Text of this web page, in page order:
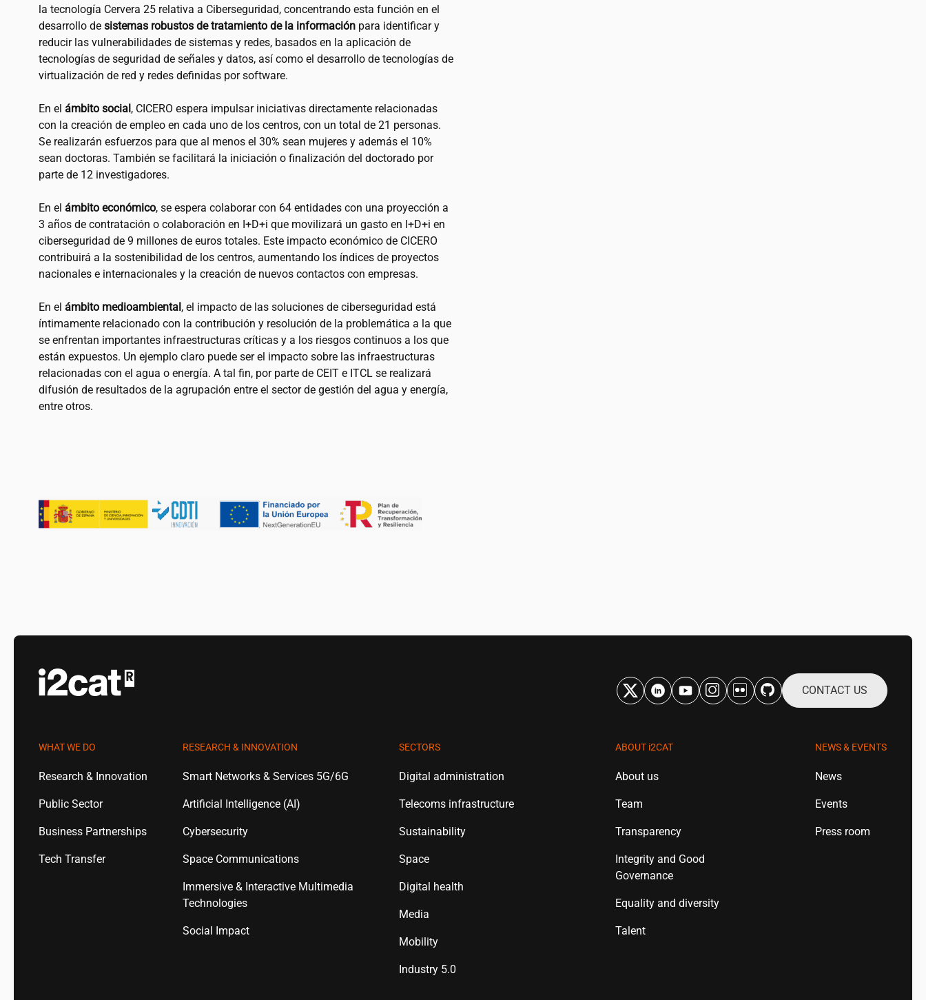
la tecnología Cervera 25 relativa a Ciberseguridad, concentrando esta función en el
desarrollo de sistemas robustos de tratamiento de la información para identificar y
reducir las vulnerabilidades de sistemas y redes, basados en la aplicación de
tecnologías de seguridad de señales y datos, así como el desarrollo de tecnologías de
virtualización de red y redes definidas por software.
En el ámbito social, CICERO espera impulsar iniciativas directamente relacionadas
con la creación de empleo en cada uno de los centros, con un total de 21 personas.
Se realizarán esfuerzos para que al menos el 30% sean mujeres y además el 10%
sean doctoras. También se facilitará la iniciación o finalización del doctorado por
parte de 12 investigadores.
En el ámbito económico, se espera colaborar con 64 entidades con una proyección a
3 años de contratación o colaboración en I+D+i que movilizará un gasto en I+D+i en
ciberseguridad de 9 millones de euros totales. Este impacto económico de CICERO
contribuirá a la sostenibilidad de los centros, aumentando los índices de proyectos
nacionales e internacionales y la creación de nuevos contactos con empresas.
En el ámbito medioambiental, el impacto de las soluciones de ciberseguridad está
íntimamente relacionado con la contribución y resolución de la problemática a la que
se enfrentan importantes infraestructuras críticas y a los riesgos continuos a los que
están expuestos. Un ejemplo claro puede ser el impacto sobre las infraestructuras
relacionadas con el agua o energía. A tal fin, por parte de CEIT e ITCL se realizará
difusión de resultados de la agrupación entre el sector de gestión del agua y energía,
entre otros.
CONTACT US
WHAT WE DO
Research & Innovation
Public Sector
Business Partnerships
Tech Transfer
RESEARCH & INNOVATION
Smart Networks & Services 5G/6G
Artificial Intelligence (AI)
Cybersecurity
Space Communications
Immersive & Interactive Multimedia
Technologies
Social Impact
SECTORS
Digital administration
Telecoms infrastructure
Sustainability
Space
Digital health
Media
Mobility
Industry 5.0
ABOUT i2CAT
About us
Team
Transparency
Integrity and Good
Governance
Equality and diversity
Talent
NEWS & EVENTS
News
Events
Press room